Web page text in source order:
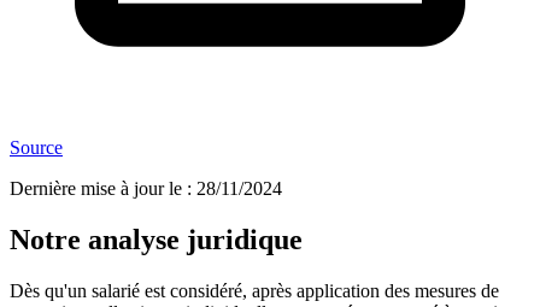
Source
Dernière mise à jour le : 28/11/2024
Notre analyse juridique
Dès qu'un salarié est considéré, après application des mesures de